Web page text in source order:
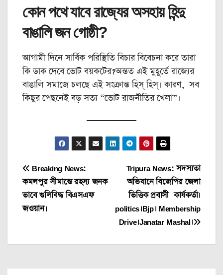
কোন পথে যাবে রাজ্যের অসহায় হিন্দু
বাঙালি জন গোষ্ঠী?
আগামী দিনে সার্বিক পরিস্থিতি বিচার বিবেচনা করে তারা
কি ডাক দেবে ভোট বয়কটের?অন্তত এই মুহূর্তে রাজ্যের
বাঙালি সমাজে চলছে এই সংক্রান্ত হিস্ হিস্। কারণ, সব
কিছুর পেছনেই বড় সত্য “ভোট রাজনীতির খেলা”।
Post
navigation
Tripura News: সদস্যতা
অভিযানে বিজেপির জেলা
ভিত্তিক প্রবাসী কার্যকর্তা।
politics।Bjp। Membership
Drive।Janatar Mashal।
Breaking News:
কমলপুর সীমান্তে রহস্য জনক
ভাবে গুলিবিদ্ধ বিএসএফ
জওয়ান।